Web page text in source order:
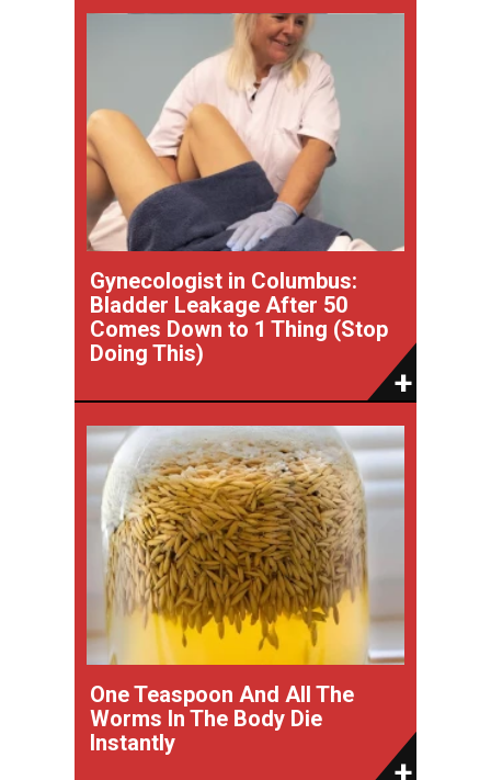
Gynecologist in Columbus:
Bladder Leakage After 50
Comes Down to 1 Thing (Stop
Doing This)
One Teaspoon And All The
Worms In The Body Die
Instantly